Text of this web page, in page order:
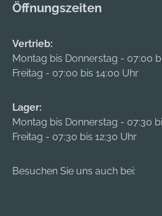
Öffnungszeiten
Vertrieb:
Montag bis Donnerstag - 07:00
Freitag - 07:00 bis 14:00 Uhr
Lager:
Montag bis Donnerstag - 07:30
Freitag - 07:30 bis 12:30 Uhr
Besuchen Sie uns auch bei: